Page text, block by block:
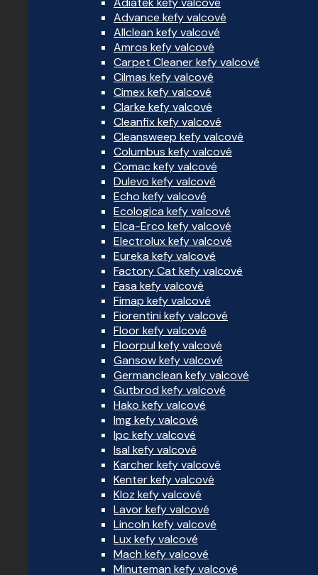
Advance kefy valcové
Allclean kefy valcové
Amros kefy valcové
Carpet Cleaner kefy valcové
Cilmas kefy valcové
Cimex kefy valcové
Clarke kefy valcové
Cleanfix kefy valcové
Cleansweep kefy valcové
Columbus kefy valcové
Comac kefy valcové
Dulevo kefy valcové
Echo kefy valcové
Ecologica kefy valcové
Elca-Erco kefy valcové
Electrolux kefy valcové
Eureka kefy valcové
Factory Cat kefy valcové
Fasa kefy valcové
Fimap kefy valcové
Fiorentini kefy valcové
Floor kefy valcové
Floorpul kefy valcové
Gansow kefy valcové
Germanclean kefy valcové
Gutbrod kefy valcové
Hako kefy valcové
Img kefy valcové
Ipc kefy valcové
Isal kefy valcové
Karcher kefy valcové
Kenter kefy valcové
Kloz kefy valcové
Lavor kefy valcové
Lincoln kefy valcové
Lux kefy valcové
Mach kefy valcové
Minuteman kefy valcové